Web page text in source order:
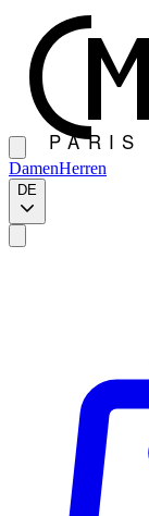
DamenHerren
DE